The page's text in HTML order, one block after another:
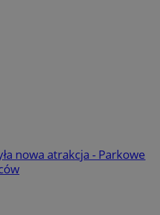
nowa atrakcja - Parkowe